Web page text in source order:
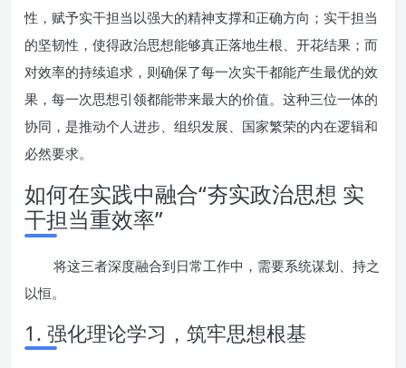
性，赋予实干担当以强大的精神支撑和正确方向；实干担当
的坚韧性，使得政治思想能够真正落地生根、开花结果；而
对效率的持续追求，则确保了每一次实干都能产生最优的效
果，每一次思想引领都能带来最大的价值。这种三位一体的
协同，是推动个人进步、组织发展、国家繁荣的内在逻辑和
必然要求。
如何在实践中融合“夯实政治思想 实
干担当重效率”
将这三者深度融合到日常工作中，需要系统谋划、持之
以恒。
1. 强化理论学习，筑牢思想根基